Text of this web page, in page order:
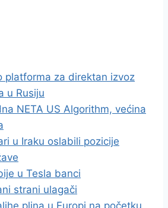
platforma za direktan izvoz
u Rusiju
NETA US Algorithm, većina
u Iraku oslabili pozicije
u Tesla banci
strani ulagači
plina u Europi na početku